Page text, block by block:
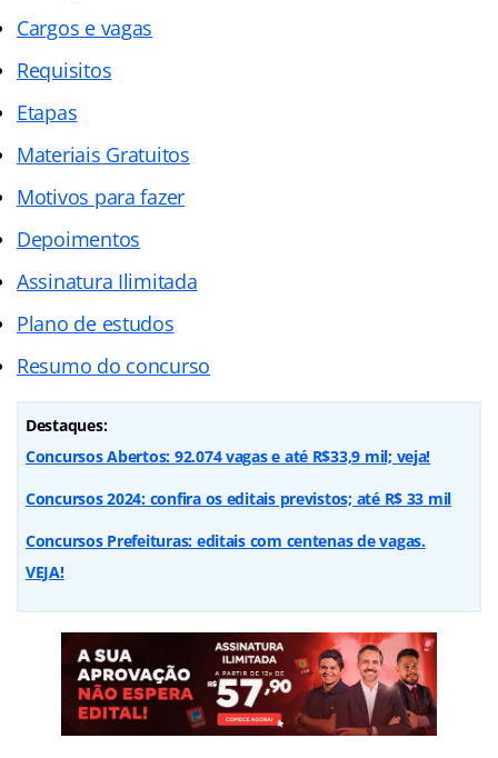
Cargos e vagas
Requisitos
Etapas
Materiais Gratuitos
Motivos para fazer
Depoimentos
Assinatura Ilimitada
Plano de estudos
Resumo do concurso
Destaques:
Concursos Abertos: 92.074 vagas e até R$33,9 mil; veja!
Concursos 2024: confira os editais previstos; até R$ 33 mil
Concursos Prefeituras: editais com centenas de vagas.
VEJA!